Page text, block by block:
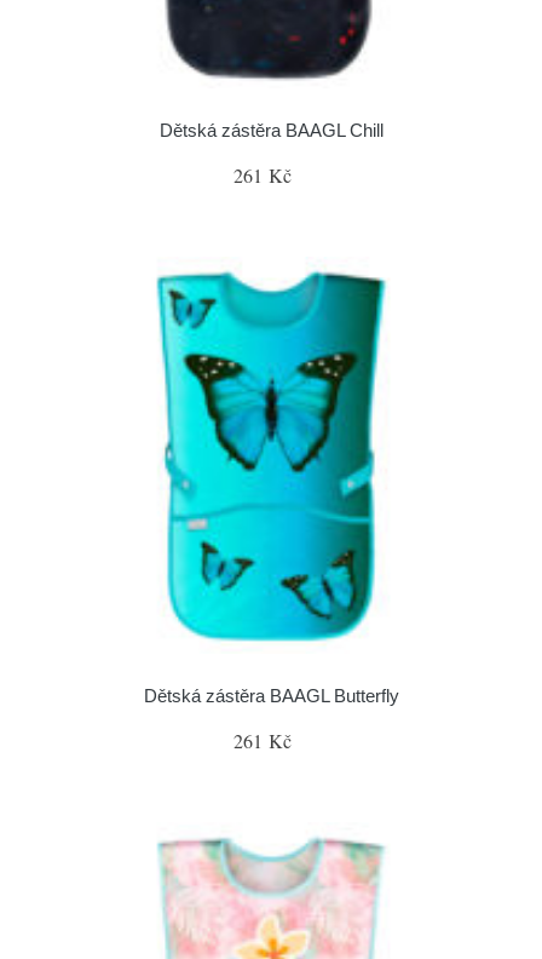
Dětská zástěra BAAGL Chill
261 Kč
Dětská zástěra BAAGL Butterfly
261 Kč